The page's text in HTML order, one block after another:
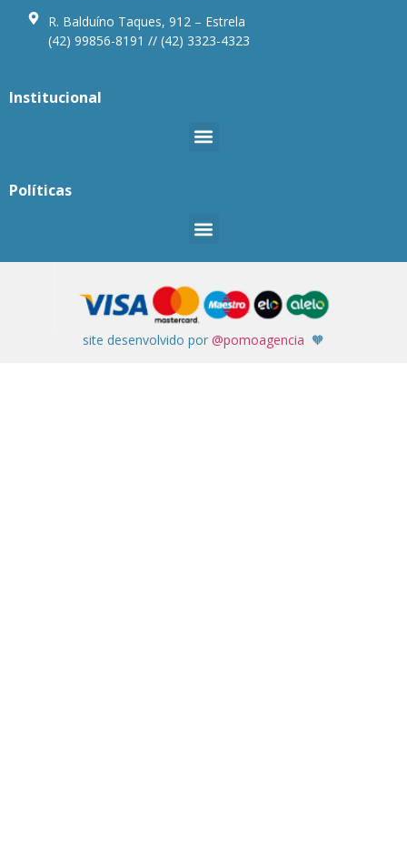
R. Balduíno Taques, 912 – Estrela
(42) 99856-8191 // (42) 3323-4323
Institucional
Políticas
site desenvolvido por @pomoagencia 🧡